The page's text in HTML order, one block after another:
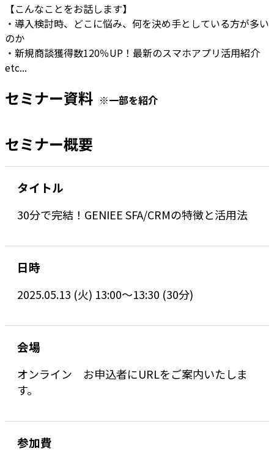
【こんなことをお話します】
・導入検討時、どこに悩み、何を決め手としている方が多い
のか
・新規商談獲得数120％UP！最新のスマホアプリ活用紹介
etc...
セミナー資料 ※一部を紹介
セミナー概要
タイトル
30分で完結！GENIEE SFA/CRMの特徴と活用法
日時
2025.05.13 (火) 13:00〜13:30 (30分)
会場
オンライン お申込者にURLをご案内いたしま
す。
参加費